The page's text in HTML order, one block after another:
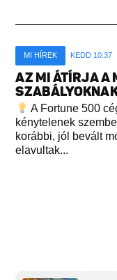
MI HÍREK KEDD 10:37
AZ MI ÁTÍRJA A
A Fortune 500
kénytelenek
korábbi, jól bevált
elavultak...